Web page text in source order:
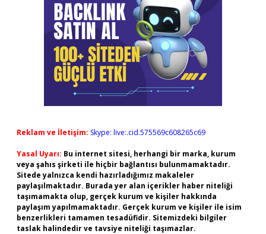
Reklam ve İletişim: Skype: live:.cid.575569c608265c69
Yasal Uyarı: Bu internet sitesi, herhangi bir marka, kurum
veya şahıs şirketi ile hiçbir bağlantısı bulunmamaktadır.
Sitede yalnızca kendi hazırladığımız makaleler
paylaşılmaktadır. Burada yer alan içerikler haber niteliği
taşımamakta olup, gerçek kurum ve kişiler hakkında
paylaşım yapılmamaktadır. Gerçek kurum ve kişiler ile isim
benzerlikleri tamamen tesadüfidir. Sitemizdeki bilgiler
taslak halindedir ve tavsiye niteliği taşımazlar.